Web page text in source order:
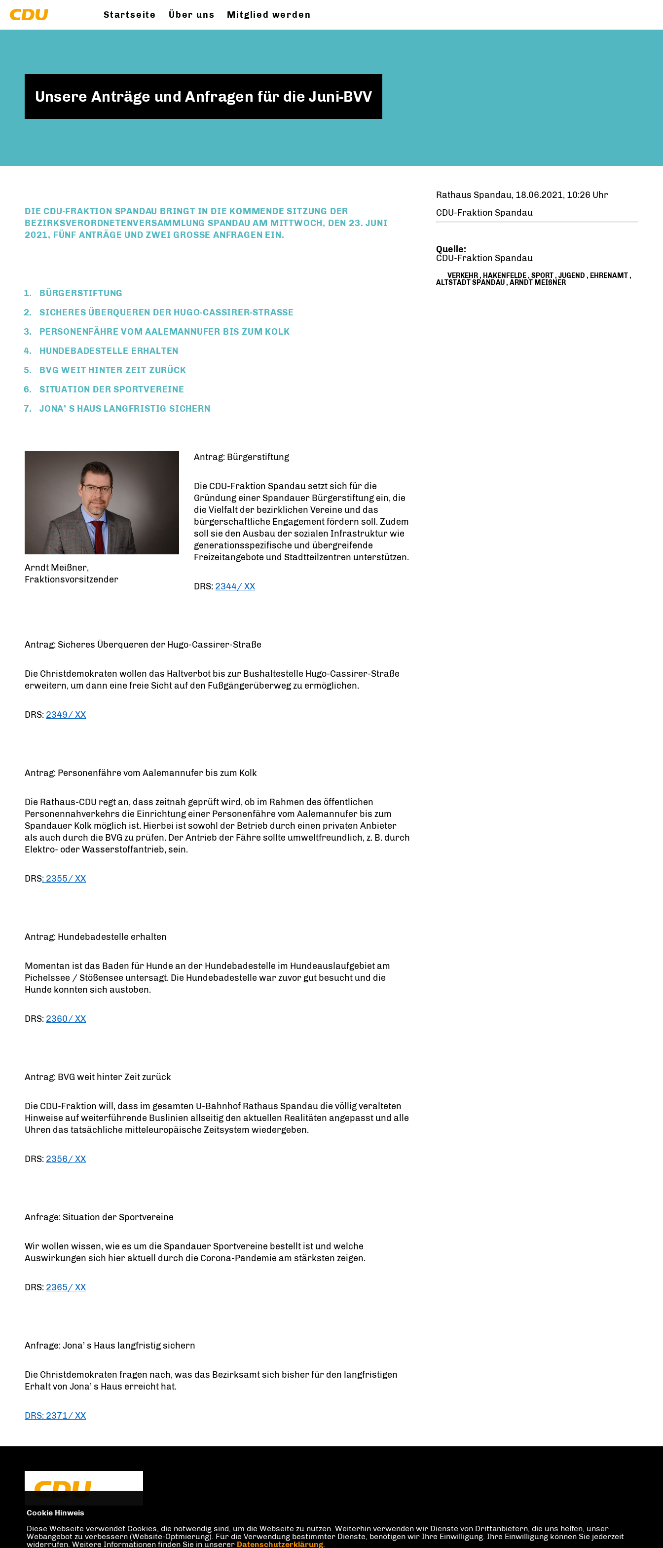
Startseite Über uns Mitglied werden
Unsere Anträge und Anfragen für die Juni-BVV
DIE CDU-FRAKTION SPANDAU BRINGT IN DIE KOMMENDE SITZUNG DER
BEZIRKSVERORDNETENVERSAMMLUNG SPANDAU AM MITTWOCH, DEN 23. JUNI
2021, FÜNF ANTRÄGE UND ZWEI GROSSE ANFRAGEN EIN.
BÜRGERSTIFTUNG
SICHERES ÜBERQUEREN DER HUGO-CASSIRER-STRASSE
PERSONENFÄHRE VOM AALEMANNUFER BIS ZUM KOLK
HUNDEBADESTELLE ERHALTEN
BVG WEIT HINTER ZEIT ZURÜCK
SITUATION DER SPORTVEREINE
JONA’ S HAUS LANGFRISTIG SICHERN
Arndt Meißner,
Fraktionsvorsitzender
Antrag: Bürgerstiftung
Die CDU-Fraktion Spandau setzt sich für die
Gründung einer Spandauer Bürgerstiftung ein, die
die Vielfalt der bezirklichen Vereine und das
bürgerschaftliche Engagement fördern soll. Zudem
soll sie den Ausbau der sozialen Infrastruktur wie
generationsspezifische und übergreifende
Freizeitangebote und Stadtteilzentren unterstützen.
DRS: 2344/ XX
Antrag: Sicheres Überqueren der Hugo-Cassirer-Straße
Die Christdemokraten wollen das Haltverbot bis zur Bushaltestelle Hugo-Cassirer-Straße
erweitern, um dann eine freie Sicht auf den Fußgängerüberweg zu ermöglichen.
DRS: 2349/ XX
Antrag: Personenfähre vom Aalemannufer bis zum Kolk
Die Rathaus-CDU regt an, dass zeitnah geprüft wird, ob im Rahmen des öffentlichen
Personennahverkehrs die Einrichtung einer Personenfähre vom Aalemannufer bis zum
Spandauer Kolk möglich ist. Hierbei ist sowohl der Betrieb durch einen privaten Anbieter
als auch durch die BVG zu prüfen. Der Antrieb der Fähre sollte umweltfreundlich, z. B. durch
Elektro- oder Wasserstoffantrieb, sein.
DRS: 2355/ XX
Antrag: Hundebadestelle erhalten
Momentan ist das Baden für Hunde an der Hundebadestelle im Hundeauslaufgebiet am
Pichelssee / Stößensee untersagt. Die Hundebadestelle war zuvor gut besucht und die
Hunde konnten sich austoben.
DRS: 2360/ XX
Antrag: BVG weit hinter Zeit zurück
Die CDU-Fraktion will, dass im gesamten U-Bahnhof Rathaus Spandau die völlig veralteten
Hinweise auf weiterführende Buslinien allseitig den aktuellen Realitäten angepasst und alle
Uhren das tatsächliche mitteleuropäische Zeitsystem wiedergeben.
DRS: 2356/ XX
Anfrage: Situation der Sportvereine
Wir wollen wissen, wie es um die Spandauer Sportvereine bestellt ist und welche
Auswirkungen sich hier aktuell durch die Corona-Pandemie am stärksten zeigen.
DRS: 2365/ XX
Anfrage: Jona’ s Haus langfristig sichern
Die Christdemokraten fragen nach, was das Bezirksamt sich bisher für den langfristigen
Erhalt von Jona’ s Haus erreicht hat.
DRS: 2371/ XX
Rathaus Spandau, 18.06.2021, 10:26 Uhr
CDU-Fraktion Spandau
Quelle:
CDU-Fraktion Spandau
VERKEHR, HAKENFELDE,SPORT,JUGEND , EHRENAMT,
ALTSTADT SPANDAU, ARNDT MEIßNER
Cookie Hinweis
Diese Webseite verwendet Cookies, die notwendig sind, um die Webseite zu nutzen. Weiterhin verwenden wir Dienste von Drittanbietern, die uns helfen, unser
Webangebot zu verbessern (Website-Optmierung). Für die Verwendung bestimmter Dienste, benötigen wir Ihre Einwilligung. Ihre Einwilligung können Sie jederzeit
widerrufen. Weitere Informationen finden Sie in unserer Datenschutzerklärung.